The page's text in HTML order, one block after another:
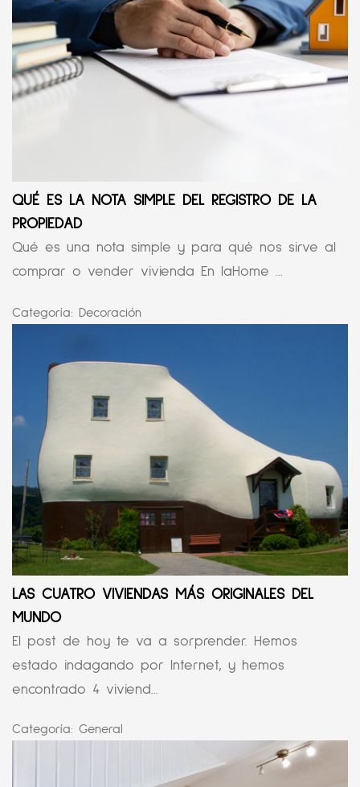
QUÉ ES LA NOTA SIMPLE DEL REGISTRO DE LA
PROPIEDAD
Qué es una nota simple y para qué nos sirve al
comprar o vender vivienda En laHome ...
Categoría: Decoración
LAS CUATRO VIVIENDAS MÁS ORIGINALES DEL
MUNDO
El post de hoy te va a sorprender. Hemos
estado indagando por Internet, y hemos
encontrado 4 viviend...
Categoría: General